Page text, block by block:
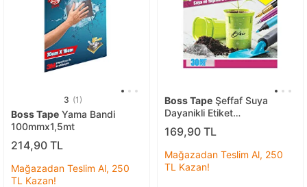
3 (1)
Boss Tape Yama Bandi
100mmx1,5mt
214,90 TL
Mağazadan Teslim Al, 250
TL Kazan!
Boss Tape Şeffaf Suya
Dayanikli Etiket
80mmx50mm
169,90 TL
Mağazadan Teslim Al, 250
TL Kazan!